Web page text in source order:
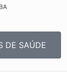
DE SAÚDE